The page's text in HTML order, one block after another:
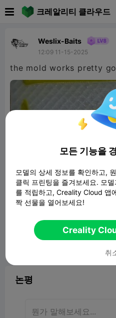
크레알리티 클라우드
Weslix-Baits
12:09 11-15-2025
the mold works pretty
논평
모든 기능을
모델의 상세 정보를 확인하고,
클릭 프린팅을 즐겨보세요. 모
를 적립하고, Creality Cloud 앱
짝 선물을 열어보세요!
Creality
취